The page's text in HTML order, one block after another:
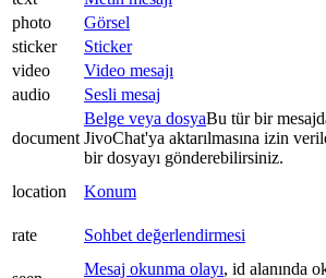
photo
Görsel
sticker
Sticker
video
Video mesajı
audio
Sesli mesaj
document
Belge veya dosyaBu tür bir
JivoChat'ya aktarılmasına izin
bir dosyayı gönderebilirsiniz.
location Konum
rate
Sohbet değerlendirmesi
Mesaj okunma olayı, id alanında